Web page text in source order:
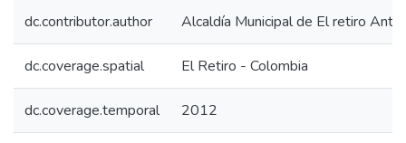
dc.contributor.author Alcaldía Municipal de El retiro
dc.coverage.spatial El Retiro - Colombia
dc.coverage.temporal 2012